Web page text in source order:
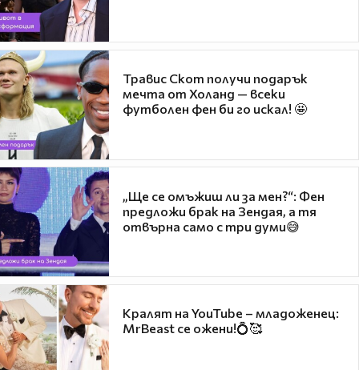
Травис Скот получи подарък
мечта от Холанд — всеки
футболен фен би го искал! 🤩
„Ще се омъжиш ли за мен?“: Фен
предложи брак на Зендая, а тя
отвърна само с три думи😅
Кралят на YouTube – младоженец:
MrBeast се ожени!💍🥰